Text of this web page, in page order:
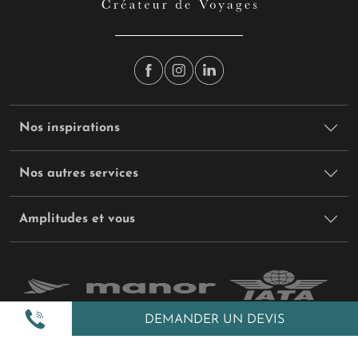
DEMANDER UN DEVIS
Nos inspirations
Nos autres services
Amplitudes et vous